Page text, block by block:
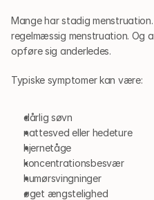
Mange har stadig
regelmæssig menstruation. Og
opføre sig anderledes.
Typiske symptomer kan være:
dårlig søvn
nattesved eller hedeture
hjernetåge
koncentrationsbesvær
humørsvingninger
øget ængstelighed